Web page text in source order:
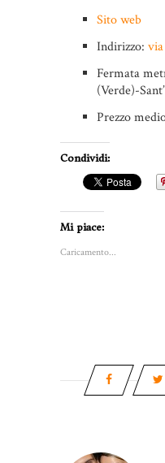
Sito web
Indirizzo:
Fermata
(Verde)-
Prezzo
Condividi:
Mi piace:
Caricamento...